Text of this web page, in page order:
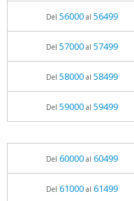
Del 56000al 56499
Del 57000al 57499
Del 58000al 58499
Del 59000al 59499
Del 60000al 60499
Del 61000al 61499